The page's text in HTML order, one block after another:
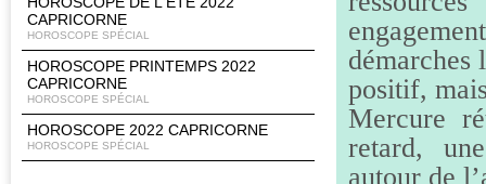
CAPRICORNE
HOROSCOPE SPÉCIAL
HOROSCOPE PRINTEMPS 2022
CAPRICORNE
HOROSCOPE SPÉCIAL
HOROSCOPE 2022 CAPRICORNE
HOROSCOPE SPÉCIAL
démarches
positif,
Mercure
retard,
autour de